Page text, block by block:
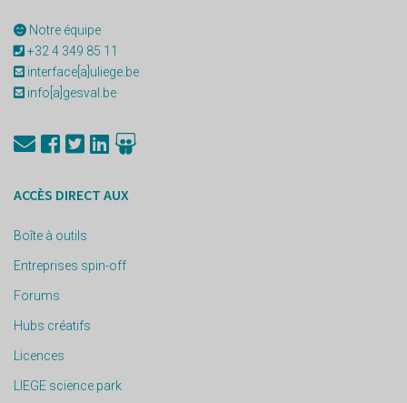
Notre équipe
+32 4 349 85 11
interface[a]uliege.be
info[a]gesval.be
ACCÈS DIRECT AUX
Boîte à outils
Entreprises spin-off
Forums
Hubs créatifs
Licences
LIEGE science park